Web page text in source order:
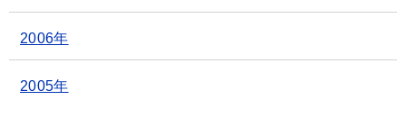
2006年
2005年